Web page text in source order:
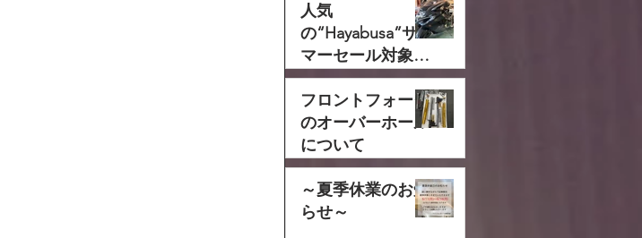
人気
の“Hayabusa”サ
マーセール対象で
す‼
フロントフォーク
のオーバーホール
について
～夏季休業のお知
らせ～